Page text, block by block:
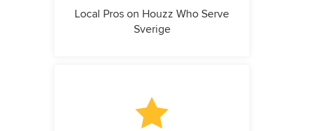
Local Pros on Houzz Who Serve
Sverige